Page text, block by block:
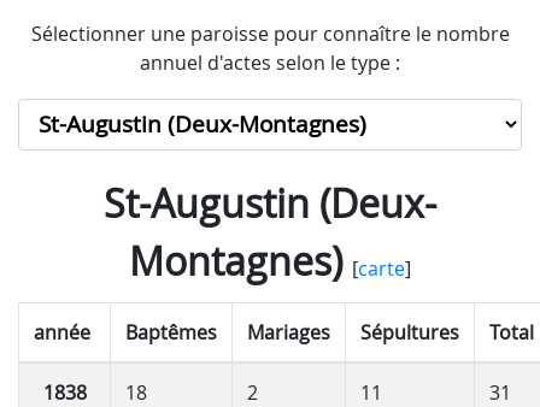
Sélectionner une paroisse pour connaître le nombre
annuel d'actes selon le type :
St-Augustin (Deux-
Montagnes)[carte]
année Baptêmes Mariages Sépultures Total
1838 18 2 11 31